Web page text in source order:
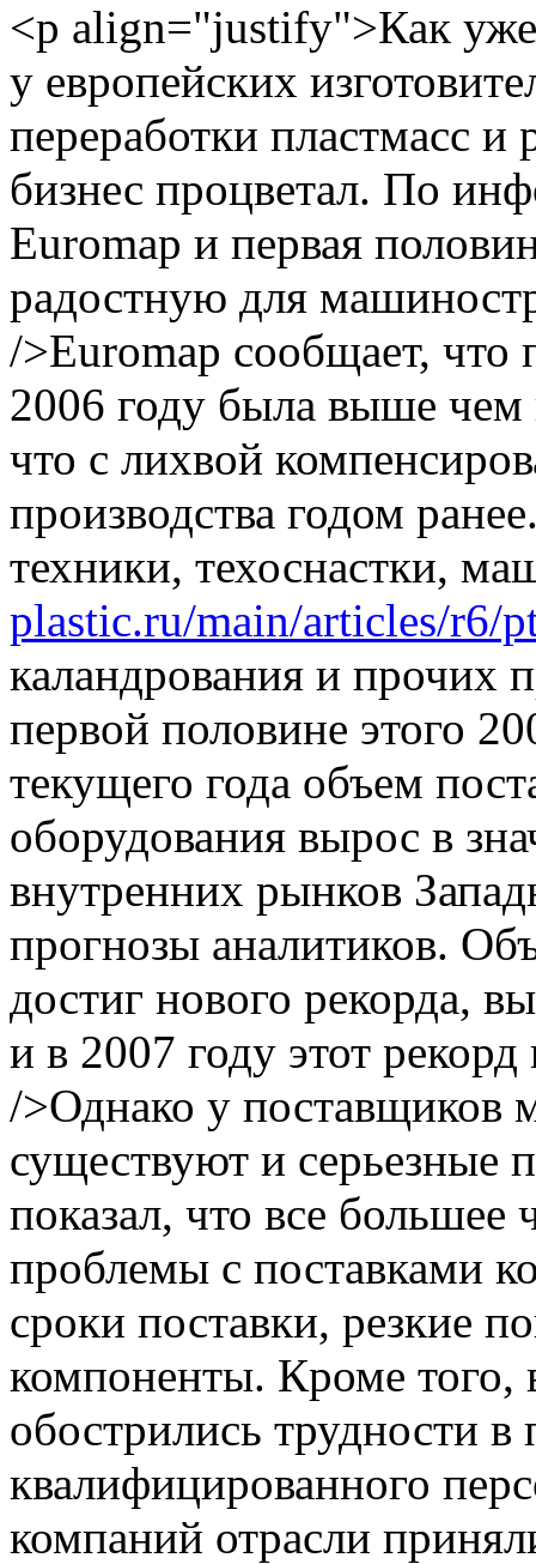
<p align="justify">Как
у европейских
переработки пластмасс
бизнес процветал. По
Euromap и первая
радостную для
/>Euromap сообщает, что
2006 году была выше чем
что с лихвой
производства годом
техники, техоснастки,
plastic.ru/main/articles/r6/
каландрования и прочих
первой половине этого
текущего года объем
оборудования вырос в
внутренних рынков
прогнозы аналитиков.
достиг нового рекорда,
и в 2007 году этот
/>Однако у поставщиков
существуют и серьезные
показал, что все
проблемы с поставками
сроки поставки, резкие
компоненты. Кроме того,
обострились трудности в
квалифицированного
компаний отрасли